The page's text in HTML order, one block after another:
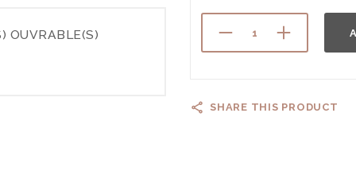
OUVRABLE(S)
SHARE THIS PRODUCT